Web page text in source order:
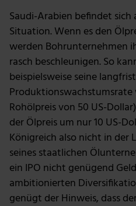
Saudi-Arabien befindet
Situation. Wenn es den
werden Bohrunternehmen
rasch beschleunigen. So
beispielsweise seine
Produktionswachstumsrate
Rohölpreis von 50 US-
der Ölpreis um nur 10 US-
Königreich also nicht in der
seines staatlichen
ein IPO nicht genügend
ambitionierten
genügt der Hinweis, dass